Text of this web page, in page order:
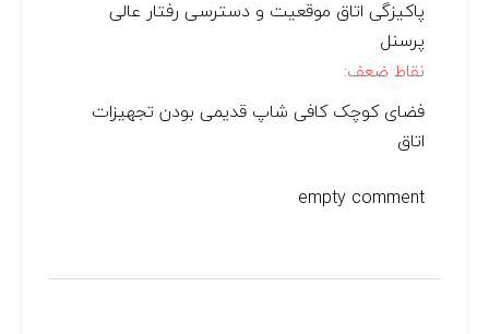
پاکیزگی اتاق موقعیت و دسترسی رفتار عالی
پرسنل
نقاط ضعف:
فضای کوچک کافی شاپ قدیمی بودن تجهیزات
اتاق
empty comment